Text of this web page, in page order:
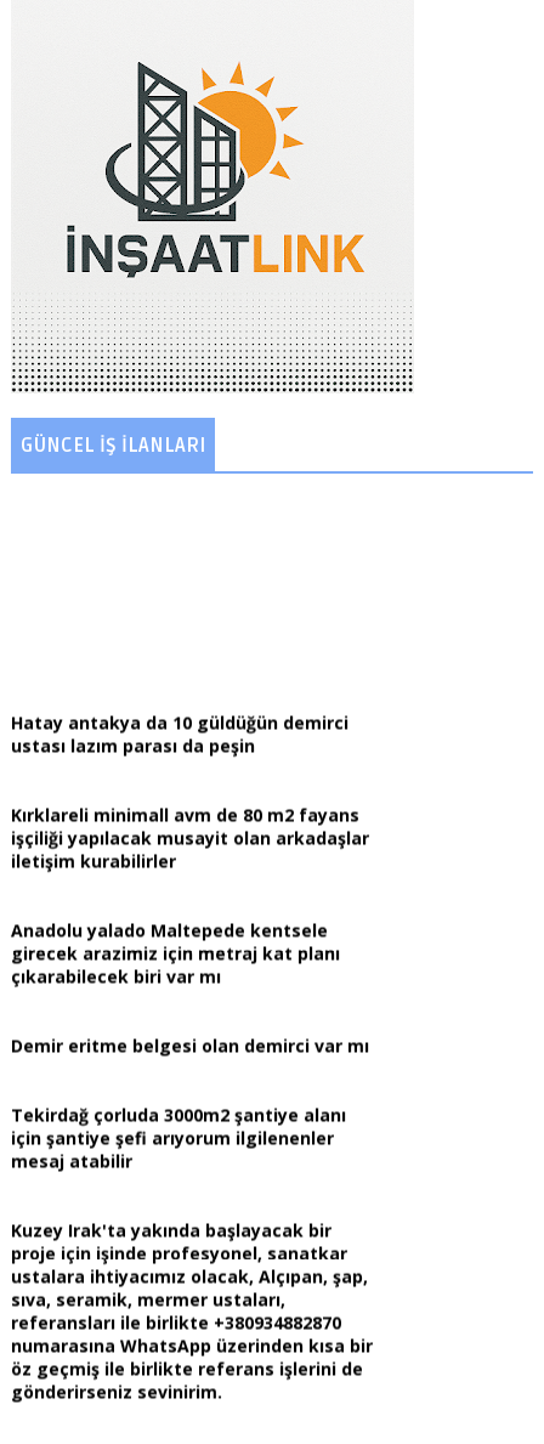
GÜNCEL İŞ İLANLARI
Kırklareli minimall avm de 80 m2 fayans
işçiliği yapılacak musayit olan arkadaşlar
iletişim kurabilirler
Anadolu yalado Maltepede kentsele
girecek arazimiz için metraj kat planı
çıkarabilecek biri var mı
Demir eritme belgesi olan demirci var mı
için şantiye şefi arıyorum ilgilenenler
mesaj atabilir
Kuzey Irak'ta yakında başlayacak bir
proje için işinde profesyonel, sanatkar
ustalara ihtiyacımız olacak, Alçıpan, şap,
referansları ile birlikte +380934882870
numarasına WhatsApp üzerinden kısa bir
öz geçmiş ile birlikte referans işlerini de
gönderirseniz sevinirim.
Toplam yapılan dairenin yüzde 55 bi
istiyoruz yarısı bizden kampanyasında
devlet bize daire başı 1.875 tl para ödüyor